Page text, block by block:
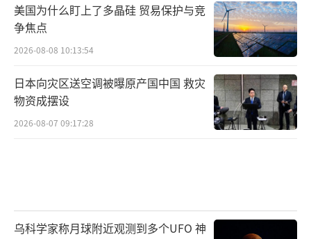
美国为什么盯上了多晶硅 贸易保护与竞
争焦点
2026-08-08 10:13:54
日本向灾区送空调被曝原产国中国 救灾
物资成摆设
2026-08-07 09:17:28
乌科学家称月球附近观测到多个UFO 神